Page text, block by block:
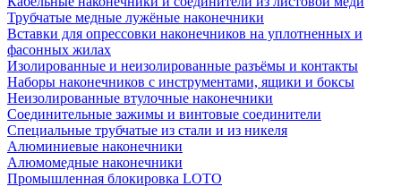
Трубчатые медные лужёные наконечники
Вставки для опрессовки наконечников на уплотненных и
фасонных жилах
Изолированные и неизолированные разъёмы и контакты
Наборы наконечников с инструментами, ящики и боксы
Неизолированные втулочные наконечники
Соединительные зажимы и винтовые соединители
Специальные трубчатые из стали и из никеля
Алюминиевые наконечники
Алюмомедные наконечники
Промышленная блокировка LOTO